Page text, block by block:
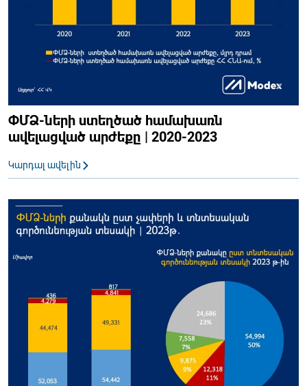
ՓՄՁ-ների ստեղծած համախառն
ավելացված արժեքը | 2020-2023
Կարդալ ավելին